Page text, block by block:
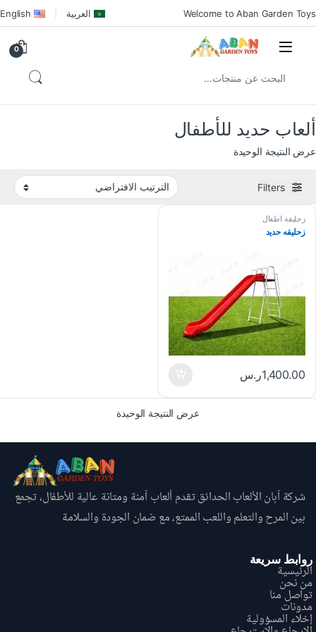
Welcome to Aban Garden Toys العربية English
0
ألعاب حديد للأطفال
عرض النتيجة الوحيدة
Filters
زحليقة اطفال
زحليقه حديد
1,400.00ر.س
عرض النتيجة الوحيدة
شركة آبان الألعاب الحدائق تقدم ألعاب آمنة ومتانة عالية للأطفال، تجمع
بين المرح والتعلم واللعب الممتع، مع ضمان الجودة والسلامة
روابط سريعة
الرئيسية
من نحن
تواصل منا
مدونات
إخلاء المسؤولية